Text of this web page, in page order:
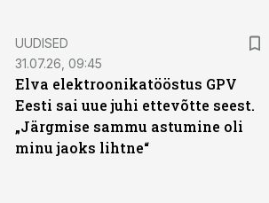
UUDISED
31.07.26, 09:45
Elva elektroonikatööstus GPV
Eesti sai uue juhi ettevõtte seest.
„Järgmise sammu astumine oli
minu jaoks lihtne“